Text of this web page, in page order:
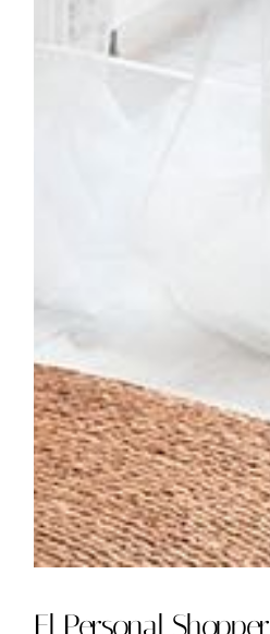
El Personal Shopper